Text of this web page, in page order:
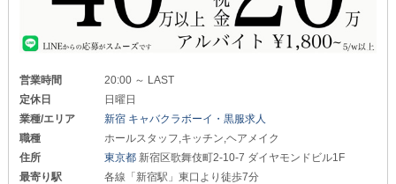
営業時間
20:00 ～ LAST
定休日
日曜日
業種/エリア
新宿 キャバクラボーイ・黒服求人
職種
ホールスタッフ,キッチン,ヘアメイク
住所
東京都 新宿区歌舞伎町2-10-7 ダイヤモンドビル1F
最寄り駅
各線「新宿駅」東口より徒歩7分